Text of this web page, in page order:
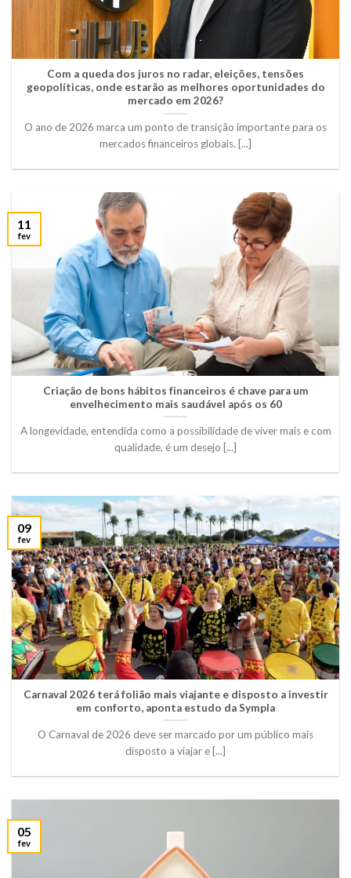
Com a queda dos juros no radar, eleições, tensões
geopolíticas, onde estarão as melhores oportunidades do
mercado em 2026?
O ano de 2026 marca um ponto de transição importante para os
mercados financeiros globais. [...]
Criação de bons hábitos financeiros é chave para um
envelhecimento mais saudável após os 60
A longevidade, entendida como a possibilidade de viver mais e com
qualidade, é um desejo [...]
11
fev
Carnaval 2026 terá folião mais viajante e disposto a investir
em conforto, aponta estudo da Sympla
O Carnaval de 2026 deve ser marcado por um público mais
disposto a viajar e [...]
09
fev
05
fev